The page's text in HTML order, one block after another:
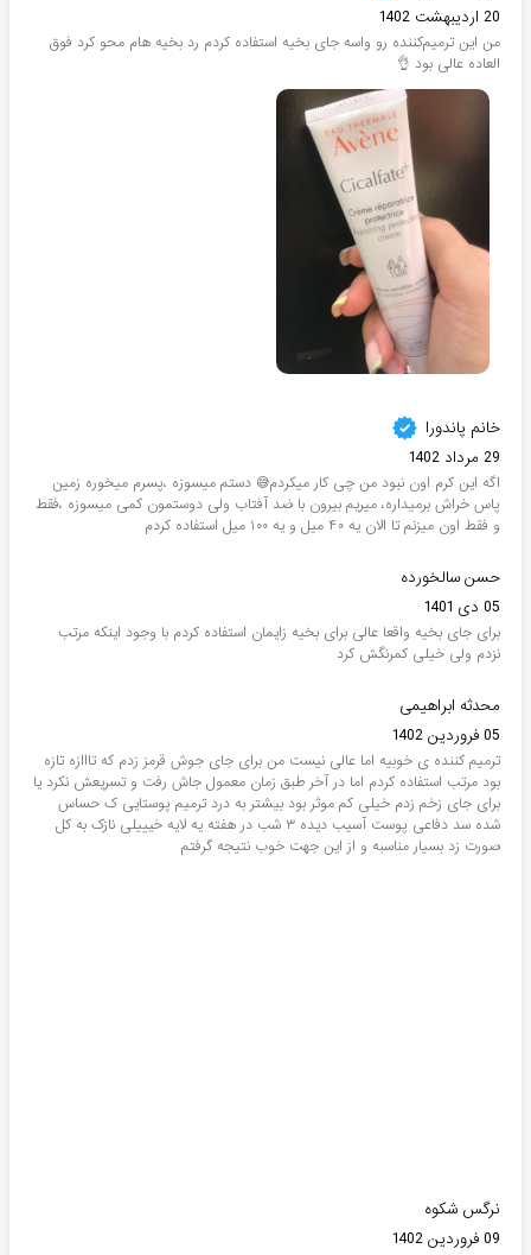
20 اردیبهشت 1402
من این ترمیم‌کننده رو واسه جای بخیه استفاده کردم رد بخیه هام محو کرد فوق
العاده عالی بود 👌
خانم پاندورا
29 مرداد 1402
اگه این کرم اون نبود من چی کار میکردم😅 دستم میسوزه ،پسرم میخوره زمین
پاس خراش برمیداره، میریم بیرون با ضد آفتاب ولی دوستمون کمی میسوزه ،فقط
و فقط اون میزنم تا الان یه ۴۰ میل و یه ۱۰۰ میل استفاده کردم
حسن سالخورده
05 دی 1401
برای جای بخیه واقعا عالی برای بخیه زایمان استفاده کردم با وجود اینکه مرتب
نزدم ولی خیلی کمرنگش کرد
محدثه ابراهیمی
05 فروردین 1402
ترمیم کننده ی خوبیه اما عالی نیست من برای جای جوش قرمز زدم که تااازه تازه
بود مرتب استفاده کردم اما در آخر طبق زمان معمول جاش رفت و تسریعش نکرد یا
برای جای زخم زدم خیلی کم موثر بود بیشتر به درد ترمیم پوستایی ک حساس
شده سد دفاعی پوست آسیب دیده ۳ شب در هفته یه لایه خیییلی نازک به کل
صورت زد بسیار مناسبه و از این جهت خوب نتیجه گرفتم
نرگس شکوه
09 فروردین 1402